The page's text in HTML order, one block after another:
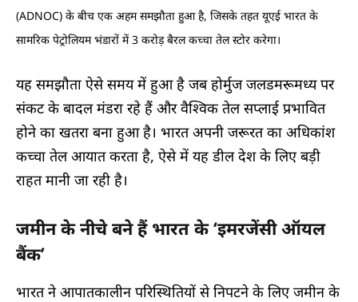
(ADNOC) के बीच एक अहम समझौता हुआ है, जिसके तहत यूएई भारत के
सामरिक पेट्रोलियम भंडारों में 3 करोड़ बैरल कच्चा तेल स्टोर करेगा।
यह समझौता ऐसे समय में हुआ है जब होर्मुज जलडमरूमध्य पर
संकट के बादल मंडरा रहे हैं और वैश्विक तेल सप्लाई प्रभावित
होने का खतरा बना हुआ है। भारत अपनी जरूरत का अधिकांश
कच्चा तेल आयात करता है, ऐसे में यह डील देश के लिए बड़ी
राहत मानी जा रही है।
जमीन के नीचे बने हैं भारत के ‘इमरजेंसी ऑयल
बैंक’
भारत ने आपातकालीन परिस्थितियों से निपटने के लिए जमीन के